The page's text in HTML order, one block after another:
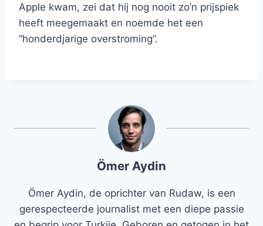
Apple kwam, zei dat hij nog nooit zo’n prijspiek
heeft meegemaakt en noemde het een
“honderdjarige overstroming”.
Ömer Aydin
Ömer Aydin, de oprichter van Rudaw, is een
gerespecteerde journalist met een diepe passie